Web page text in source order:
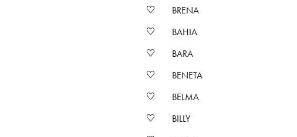
BRENA
BAHIA
BARA
BENETA
BELMA
BILLY